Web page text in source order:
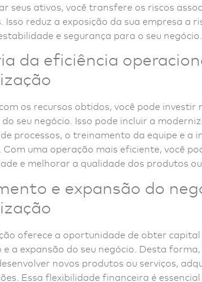
seus ativos, você transfere os riscos
Isso reduz a exposição da sua empresa a
e segurança para o seu negócio.
da eficiência
os recursos obtidos, você pode investir
seu negócio. Isso pode incluir a
processos, o treinamento da equipe e a
Com uma operação mais eficiente, você
e melhorar a qualidade dos produtos ou
e expansão do
oferece a oportunidade de obter
e a expansão do seu negócio. Desta
novos produtos ou serviços,
Essa flexibilidade financeira é